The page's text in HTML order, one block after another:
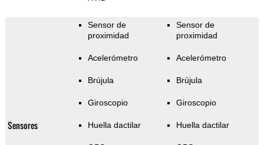
Sensores
Sensor de
proximidad
Acelerómetro
Brújula
Giroscopio
Huella dactilar
Sensor de
proximidad
Acelerómetro
Brújula
Giroscopio
Huella dactilar